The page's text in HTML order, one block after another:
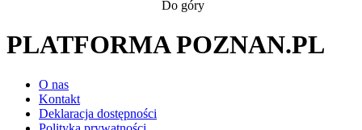
Do góry
PLATFORMA POZNAN.PL
O nas
Kontakt
Deklaracja dostępności